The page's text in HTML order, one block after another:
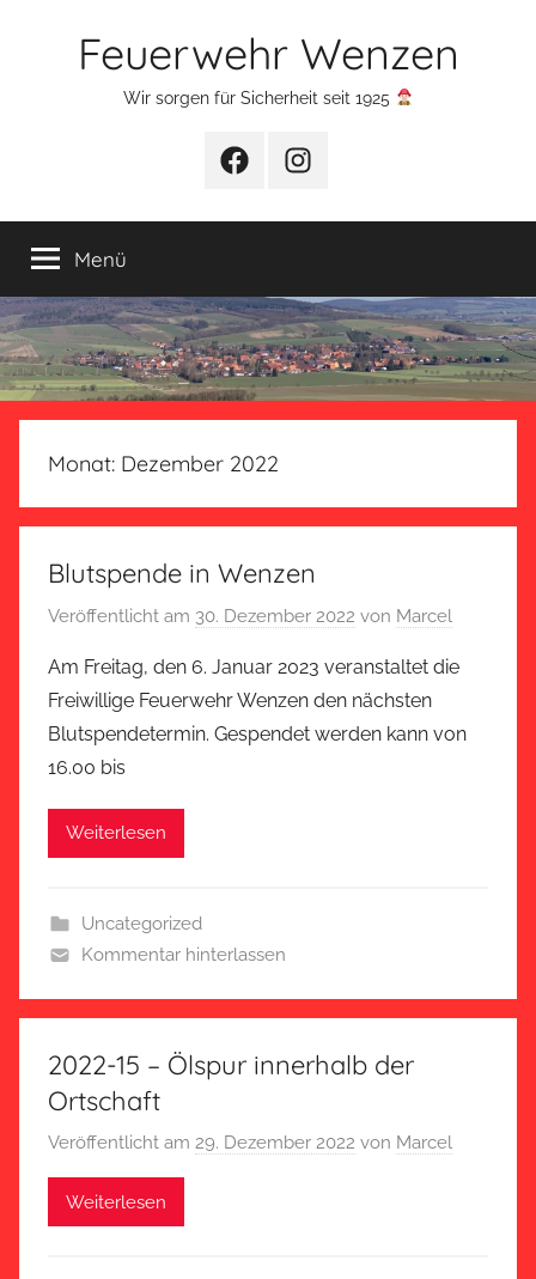
Feuerwehr Wenzen
Wir sorgen für Sicherheit seit 1925
FacebookInstagram
Menü
Monat: Dezember 2022
Blutspende in Wenzen
Veröffentlicht am 30. Dezember 2022 von Marcel
Am Freitag, den 6. Januar 2023 veranstaltet die
Freiwillige Feuerwehr Wenzen den nächsten
Blutspendetermin. Gespendet werden kann von
16.00 bis
Weiterlesen
Uncategorized
Kommentar hinterlassen
2022-15 – Ölspur innerhalb der
Ortschaft
Veröffentlicht am 29. Dezember 2022 von Marcel
Weiterlesen